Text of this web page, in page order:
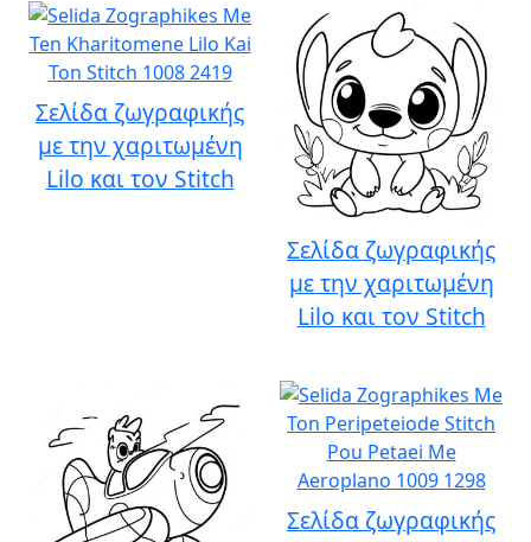
Σελίδα ζωγραφικής
με την χαριτωμένη
Lilo και τον Stitch
Σελίδα ζωγραφικής
με την χαριτωμένη
Lilo και τον Stitch
Σελίδα ζωγραφικής